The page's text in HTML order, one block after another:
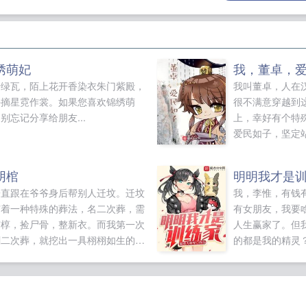
萌妃
瓦，陌上花开香染衣朱门紫殿，
星霓作裳。如果您喜欢锦绣萌
忘记分享给朋友...
我，董卓，
我叫董卓，人在
很不满意穿越到
上，幸好有个特
爱民如子，坚定
和变帅的梦想。
单，没想到那群
士大夫还有各地
罚酒！如果您喜
子，别忘记分享
棺
跟在爷爷身后帮别人迁坟。迁坟
一种特殊的葬法，名二次葬，需
，捡尸骨，整新衣。而我第一次
次葬，就挖出一具栩栩如生的女
明明我才是
我，李惟，有钱
有女朋友，我要
人生赢家了。但
的都是我的精灵